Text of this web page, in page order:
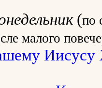
(по
малого
Иисусу